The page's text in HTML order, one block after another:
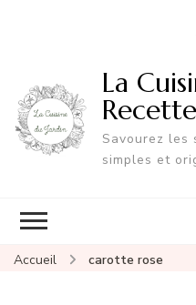
La
Savourez les
simples et
Accueil carotte rose